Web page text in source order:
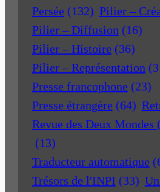
Persée (132) Pilier –
Pilier – Diffusion (16)
Pilier – Histoire (36)
Pilier – Représentation
Presse francophone (23)
Presse étrangère (64)
Revue des Deux
(13)
Traducteur automatique
Trésors de l'INPI (33)